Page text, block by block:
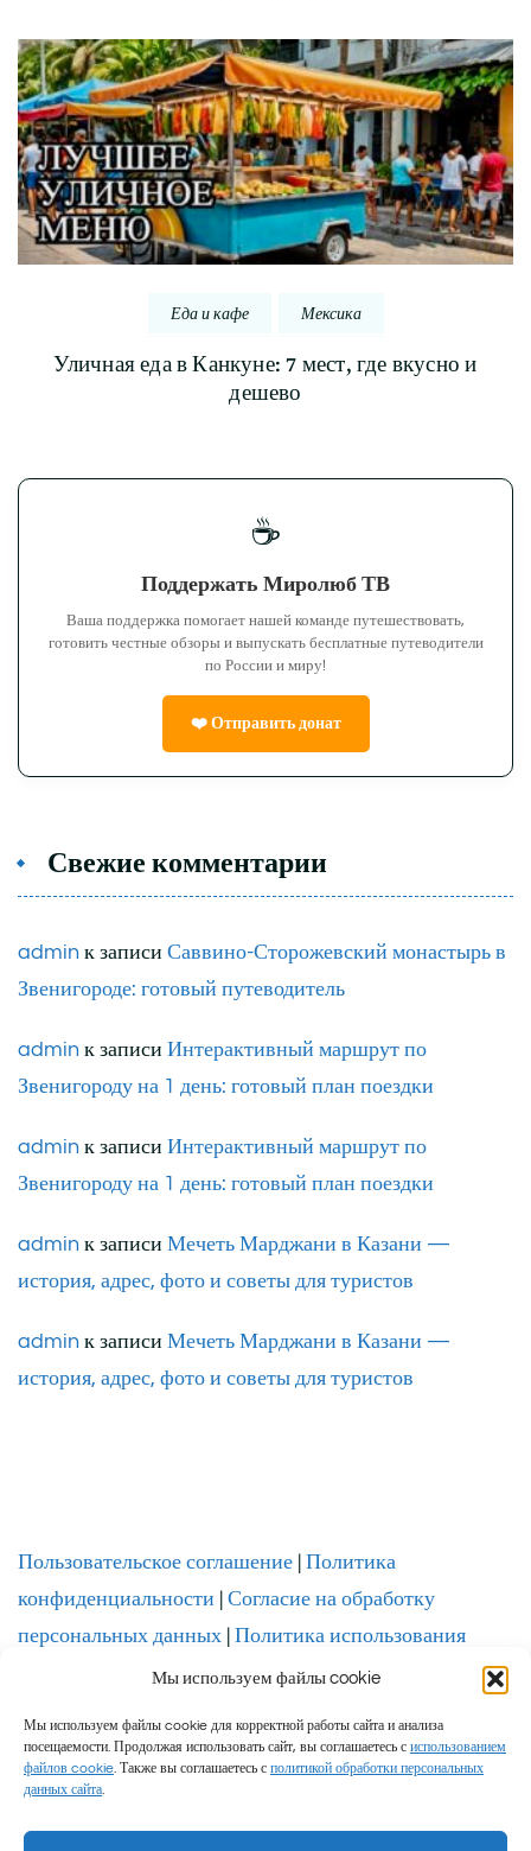
Мы используем файлы cookie
Мы используем файлы cookie для корректной работы сайта и анализа
посещаемости. Продолжая использовать сайт, вы соглашаетесь с использованием
файлов cookie. Также вы соглашаетесь с политикой обработки персональных
данных сайта.
Еда и кафе Мексика
Уличная еда в Канкуне: 7 мест, где вкусно и
дешево
☕
Поддержать Миролюб ТВ
Ваша поддержка помогает нашей команде путешествовать,
готовить честные обзоры и выпускать бесплатные путеводители
по России и миру!
❤️ Отправить донат
Свежие комментарии
admin к записи Саввино-Сторожевский монастырь в
Звенигороде: готовый путеводитель
admin к записи Интерактивный маршрут по
Звенигороду на 1 день: готовый план поездки
admin к записи Интерактивный маршрут по
Звенигороду на 1 день: готовый план поездки
admin к записи Мечеть Марджани в Казани —
история, адрес, фото и советы для туристов
admin к записи Мечеть Марджани в Казани —
история, адрес, фото и советы для туристов
Пользовательское соглашение | Политика
конфиденциальности | Согласие на обработку
персональных данных | Политика использования
файлов cookie
Семейные путешествия и честные обзоры © 2026 Миролюб ТВ.